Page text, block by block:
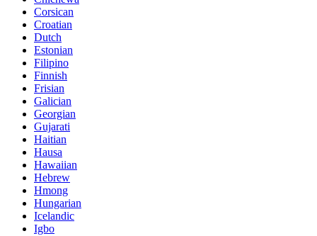
Corsican
Croatian
Dutch
Estonian
Filipino
Finnish
Frisian
Galician
Georgian
Gujarati
Haitian
Hausa
Hawaiian
Hebrew
Hmong
Hungarian
Icelandic
Igbo